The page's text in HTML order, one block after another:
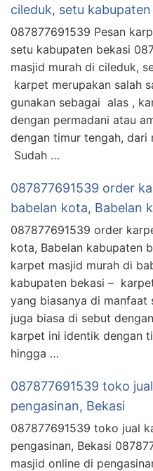
cileduk, setu
087877691539 Pesan
setu kabupaten bekasi
masjid murah di cileduk,
karpet merupakan salah
gunakan sebagai alas ,
dengan permadani atau
dengan timur tengah,
Sudah …
087877691539 order
babelan kota, Babelan
087877691539 order
kota, Babelan kabupaten
karpet masjid murah di
kabupaten bekasi –
yang biasanya di
juga biasa di sebut
karpet ini identik dengan
hingga …
087877691539 toko
pengasinan, Bekasi
087877691539 toko jual
pengasinan, Bekasi
masjid online di